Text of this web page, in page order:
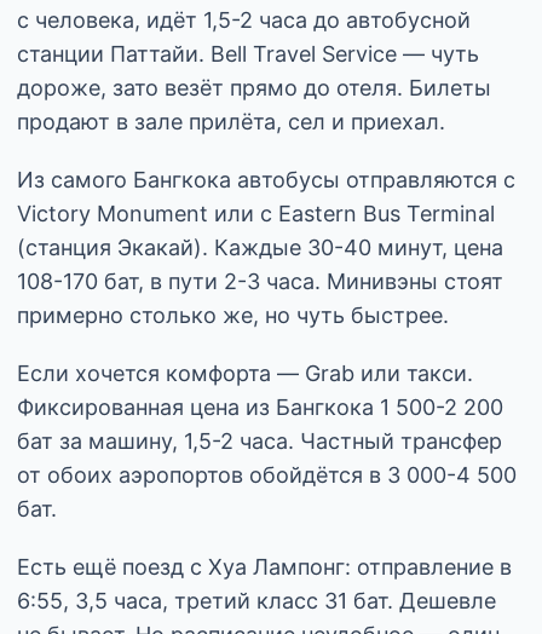
с человека, идёт 1,5-2 часа до автобусной
станции Паттайи. Bell Travel Service — чуть
дороже, зато везёт прямо до отеля. Билеты
продают в зале прилёта, сел и приехал.
Из самого Бангкока автобусы отправляются с
Victory Monument или с Eastern Bus Terminal
(станция Экакай). Каждые 30-40 минут, цена
108-170 бат, в пути 2-3 часа. Минивэны стоят
примерно столько же, но чуть быстрее.
Если хочется комфорта — Grab или такси.
Фиксированная цена из Бангкока 1 500-2 200
бат за машину, 1,5-2 часа. Частный трансфер
от обоих аэропортов обойдётся в 3 000-4 500
бат.
Есть ещё поезд с Хуа Лампонг: отправление в
6:55, 3,5 часа, третий класс 31 бат. Дешевле